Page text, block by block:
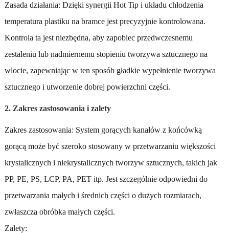
Zasada działania: Dzięki synergii Hot Tip i układu chłodzenia
temperatura plastiku na bramce jest precyzyjnie kontrolowana.
Kontrola ta jest niezbędna, aby zapobiec przedwczesnemu
zestaleniu lub nadmiernemu stopieniu tworzywa sztucznego na
wlocie, zapewniając w ten sposób gładkie wypełnienie tworzywa
sztucznego i utworzenie dobrej powierzchni części.
2. Zakres zastosowania i zalety
Zakres zastosowania: System gorących kanałów z końcówką
gorącą może być szeroko stosowany w przetwarzaniu większości
krystalicznych i niekrystalicznych tworzyw sztucznych, takich jak
PP, PE, PS, LCP, PA, PET itp. Jest szczególnie odpowiedni do
przetwarzania małych i średnich części o dużych rozmiarach,
zwłaszcza obróbka małych części.
Zalety: